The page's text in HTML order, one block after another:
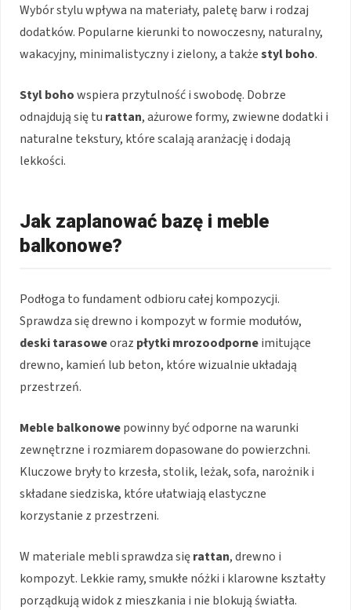
Wybór stylu wpływa na materiały, paletę barw i rodzaj
dodatków. Popularne kierunki to nowoczesny, naturalny,
wakacyjny, minimalistyczny i zielony, a takżestyl boho.
Styl bohowspiera przytulność i swobodę. Dobrze
odnajdują się tu rattan, ażurowe formy, zwiewne dodatki i
naturalne tekstury, które scalają aranżację i dodają
lekkości.
Jak zaplanować bazę i meble
balkonowe?
Podłoga to fundament odbioru całej kompozycji.
Sprawdza się drewno i kompozyt w formie modułów,
deski tarasoweoraz płytki mrozoodporneimitujące
drewno, kamień lub beton, które wizualnie układają
przestrzeń.
Meble balkonowepowinny być odporne na warunki
zewnętrzne i rozmiarem dopasowane do powierzchni.
Kluczowe bryły to krzesła, stolik, leżak, sofa, narożnik i
składane siedziska, które ułatwiają elastyczne
korzystanie z przestrzeni.
W materiale mebli sprawdza sięrattan, drewno i
kompozyt. Lekkie ramy, smukłe nóżki i klarowne kształty
porządkują widok z mieszkania i nie blokują światła.